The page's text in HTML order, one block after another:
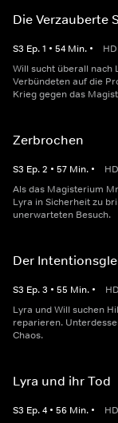
Die Verzauberte
S3 Ep.1 • 54 Min. • HD
Will sucht überall nach
Verbündeten auf die
Krieg gegen das
Zerbrochen
S3 Ep.2 • 57 Min. • HD
Als das Magisterium
Lyra in Sicherheit zu
unerwarteten Besuch.
Der
S3 Ep.3 • 55 Min. • HD
Lyra und Will suchen
reparieren.
Chaos.
Lyra und ihr Tod
S3 Ep.4 • 56 Min. • HD